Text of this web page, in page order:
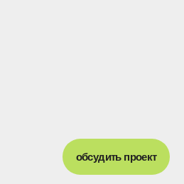
обсудить проект